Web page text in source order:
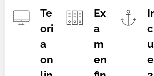
Te
ori
a
on
Ex
a
m
en
e